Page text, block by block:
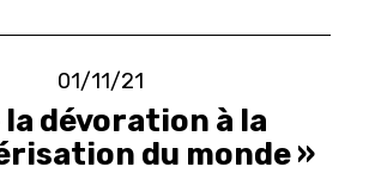
01/11/21
la dévoration à la
du monde »